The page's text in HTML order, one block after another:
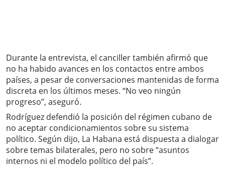
Durante la entrevista, el canciller también afirmó que
no ha habido avances en los contactos entre ambos
países, a pesar de conversaciones mantenidas de forma
discreta en los últimos meses. “No veo ningún
progreso”, aseguró.
Rodríguez defendió la posición del régimen cubano de
no aceptar condicionamientos sobre su sistema
político. Según dijo, La Habana está dispuesta a dialogar
sobre temas bilaterales, pero no sobre “asuntos
internos ni el modelo político del país”.